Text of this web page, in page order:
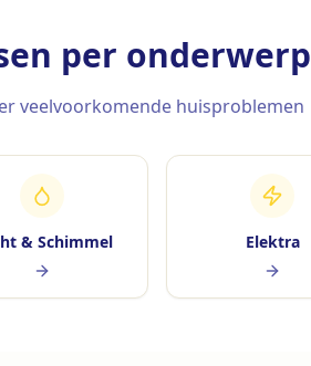
per onderwerp
veelvoorkomende huisproblemen
& Schimmel Elektra